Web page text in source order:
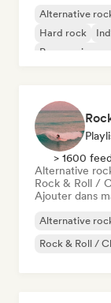
Alternative
Hard rock
Progressive
> 1600
Alternative
Rock & Roll /
Ajouter dans
Alternative
Rock & Roll /